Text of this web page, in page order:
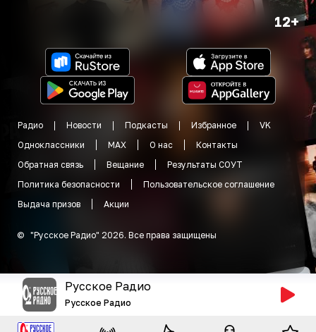
12+
Радио Новости Подкасты Избранное
VK
Одноклассники
MAX О нас
Контакты
Обратная связь
Вещание
Результаты СОУТ
Политика безопасности
Пользовательское соглашение
Выдача призов
Акции
© "Русское Радио" 2026. Все права защищены
Русское Радио
Русское Радио